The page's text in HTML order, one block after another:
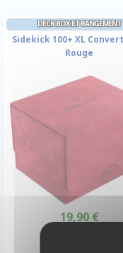
DECK BOX ET RANGEMENT
Sidekick 100+ XL
Rouge
19,90 €